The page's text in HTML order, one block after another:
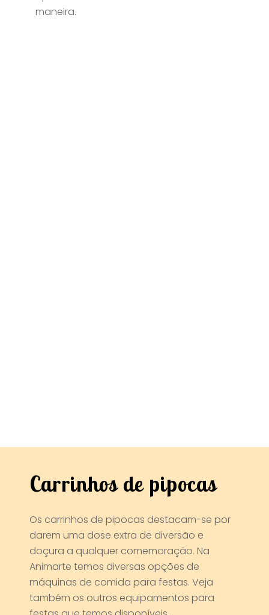
maneira.
Carrinhos de pipocas
Os carrinhos de pipocas destacam-se por
darem uma dose extra de diversão e
doçura a qualquer comemoração. Na
Animarte temos diversas opções de
máquinas de comida para festas. Veja
também os outros equipamentos para